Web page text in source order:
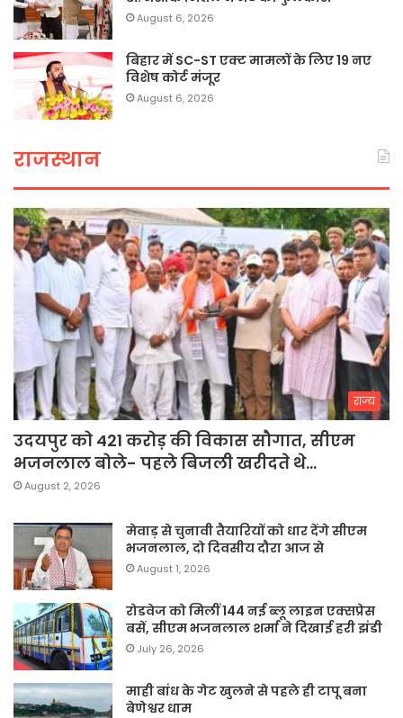
August 6, 2026
बिहार में SC-ST एक्ट मामलों के लिए 19 नए
विशेष कोर्ट मंजूर
August 6, 2026
राजस्थान
राज्य
उदयपुर को 421 करोड़ की विकास सौगात, सीएम
भजनलाल बोले- पहले बिजली खरीदते थे…
August 2, 2026
मेवाड़ से चुनावी तैयारियों को धार देंगे सीएम
भजनलाल, दो दिवसीय दौरा आज से
August 1, 2026
रोडवेज को मिलीं 144 नई ब्लू लाइन एक्सप्रेस
बसें, सीएम भजनलाल शर्मा ने दिखाई हरी झंडी
July 26, 2026
माही बांध के गेट खुलने से पहले ही टापू बना
बेणेश्वर धाम